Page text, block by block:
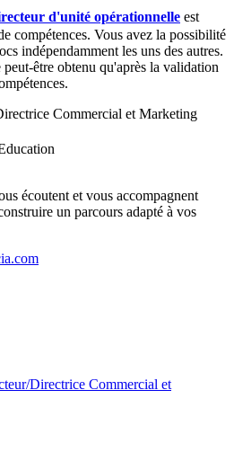
d'unité opérationnelle est
compétences. Vous avez la possibilité
indépendamment les uns des autres.
être obtenu qu'après la validation
Commercial et Marketing
écoutent et vous accompagnent
un parcours adapté à vos
Directrice Commercial et